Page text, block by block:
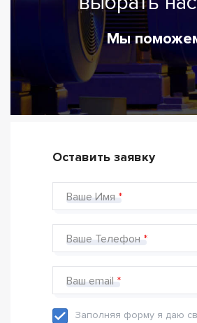
Мы
Оставить заявку
Ваше Имя
Ваше Телефон
Ваш email
Заполняя форму я даю